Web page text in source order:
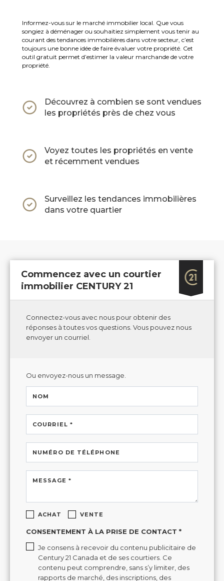
Informez-vous sur le marché immobilier local. Que vous
songiez à déménager ou souhaitiez simplement vous tenir au
courant des tendances immobilières dans votre secteur, c’est
toujours une bonne idée de faire évaluer votre propriété. Cet
outil gratuit permet d’estimer la valeur marchande de votre
propriété.
Découvrez à combien se sont vendues
les propriétés près de chez vous
Voyez toutes les propriétés en vente
et récemment vendues
Surveillez les tendances immobilières
dans votre quartier
Commencez avec un courtier
immobilier CENTURY 21
Connectez-vous avec nous pour obtenir des
réponses à toutes vos questions. Vous pouvez nous
envoyer un courriel.
Ou envoyez-nous un message.
NOM
COURRIEL *
NUMÉRO DE TÉLÉPHONE
MESSAGE *
ACHAT VENTE
CONSENTEMENT À LA PRISE DE CONTACT *
Je consens à recevoir du contenu publicitaire de
Century 21 Canada et de ses courtiers. Ce
contenu peut comprendre, sans s’y limiter, des
rapports de marché, des inscriptions, des